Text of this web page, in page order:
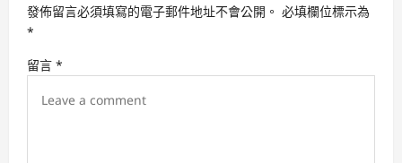
a
t
i
發佈留言必須填寫的電子郵件地址不會公開。 必填欄位標示為
*
留言 *